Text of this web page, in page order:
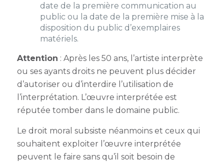
date de la première communication au
public ou la date de la première mise à la
disposition du public d’exemplaires
matériels.
Attention : Après les 50 ans, l’artiste interprète
ou ses ayants droits ne peuvent plus décider
d’autoriser ou d’interdire l’utilisation de
l’interprétation. L’œuvre interprétée est
réputée tomber dans le domaine public.
Le droit moral subsiste néanmoins et ceux qui
souhaitent exploiter l’œuvre interprétée
peuvent le faire sans qu’il soit besoin de